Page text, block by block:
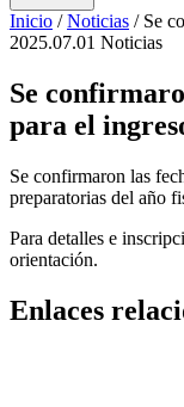
Inicio / Noticias / Se
2025.07.01 Noticias
Se
para el
Se confirmaron las
preparatorias del año
Para detalles e
orientación.
Enlaces